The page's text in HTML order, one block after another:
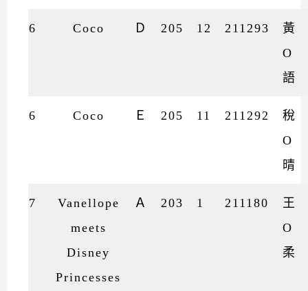
6 Coco Ｄ 205 12 211293
黃
O
語
6 Coco Ｅ 205 11 211292
稅
O
晴
7
Vanellope
meets
Disney
Princesses
Ａ 203 1 211180
王
O
柔